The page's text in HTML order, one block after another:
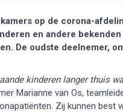
op de corona-
en andere
De oudste deelnemer,
kinderen langer thuis
Marianne van Os,
Zij kunnen best